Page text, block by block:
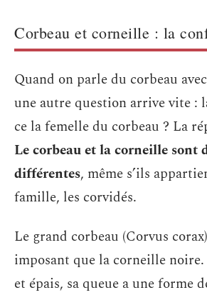
Corbeau et corneille : la
Quand on parle du corbeau
une autre question arrive vite :
ce la femelle du corbeau ? La
Le corbeau et la corneille sont
différentes, même s’ils
famille, les corvidés.
Le grand corbeau (Corvus
imposant que la corneille noire.
et épais, sa queue a une forme